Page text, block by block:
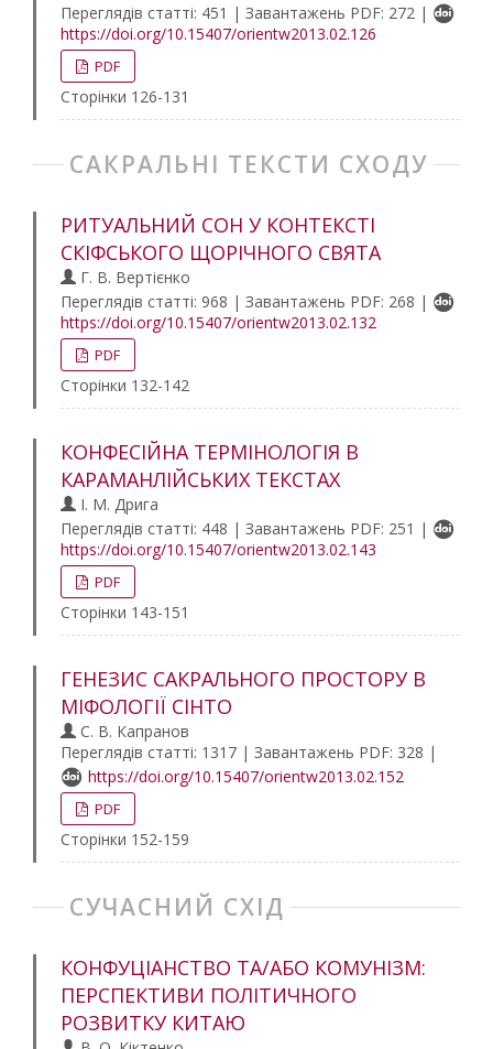
Переглядів статті: 451 | Завантажень PDF: 272 |
https://doi.org/10.15407/orientw2013.02.126
PDF
Сторінки 126-131
САКРАЛЬНІ ТЕКСТИ СХОДУ
РИТУАЛЬНИЙ СОН У КОНТЕКСТІ
СКІФСЬКОГО ЩОРІЧНОГО СВЯТА
Г. В. Вертієнко
Переглядів статті: 968 | Завантажень PDF: 268 |
https://doi.org/10.15407/orientw2013.02.132
PDF
Сторінки 132-142
КОНФЕСІЙНА ТЕРМІНОЛОГІЯ В
КАРАМАНЛІЙСЬКИХ ТЕКСТАХ
І. М. Дрига
Переглядів статті: 448 | Завантажень PDF: 251 |
https://doi.org/10.15407/orientw2013.02.143
PDF
Сторінки 143-151
ГЕНЕЗИС САКРАЛЬНОГО ПРОСТОРУ В
МІФОЛОГІЇ СІНТО
С. В. Капранов
Переглядів статті: 1317 | Завантажень PDF: 328 |
https://doi.org/10.15407/orientw2013.02.152
PDF
Сторінки 152-159
СУЧАСНИЙ СХІД
КОНФУЦІАНСТВО ТА/АБО КОМУНІЗМ:
ПЕРСПЕКТИВИ ПОЛІТИЧНОГО
РОЗВИТКУ КИТАЮ